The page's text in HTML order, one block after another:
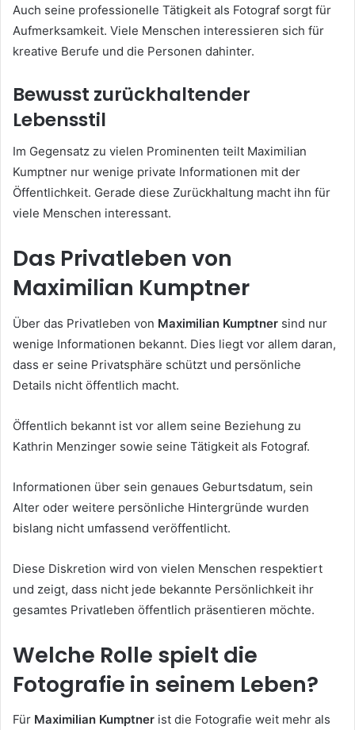
Auch seine professionelle Tätigkeit als Fotograf sorgt für
Aufmerksamkeit. Viele Menschen interessieren sich für
kreative Berufe und die Personen dahinter.
Bewusst zurückhaltender
Lebensstil
Im Gegensatz zu vielen Prominenten teilt Maximilian
Kumptner nur wenige private Informationen mit der
Öffentlichkeit. Gerade diese Zurückhaltung macht ihn für
viele Menschen interessant.
Das Privatleben von
Maximilian Kumptner
Über das Privatleben von Maximilian Kumptner sind nur
wenige Informationen bekannt. Dies liegt vor allem daran,
dass er seine Privatsphäre schützt und persönliche
Details nicht öffentlich macht.
Öffentlich bekannt ist vor allem seine Beziehung zu
Kathrin Menzinger sowie seine Tätigkeit als Fotograf.
Informationen über sein genaues Geburtsdatum, sein
Alter oder weitere persönliche Hintergründe wurden
bislang nicht umfassend veröffentlicht.
Diese Diskretion wird von vielen Menschen respektiert
und zeigt, dass nicht jede bekannte Persönlichkeit ihr
gesamtes Privatleben öffentlich präsentieren möchte.
Welche Rolle spielt die
Fotografie in seinem Leben?
Für Maximilian Kumptner ist die Fotografie weit mehr als